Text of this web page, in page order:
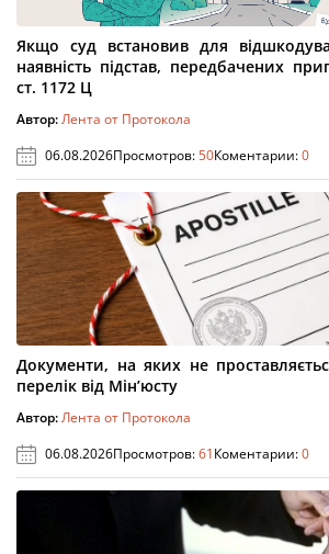
Якщо суд встановив для
наявність підстав, передбачених
ст. 1172 Ц
Автор:Лента от Протокола
06.08.2026Просмотров:50Коментарии:0
Документи, на яких не
перелік від Мін’юсту
Автор:Лента от Протокола
06.08.2026Просмотров:61Коментарии:0